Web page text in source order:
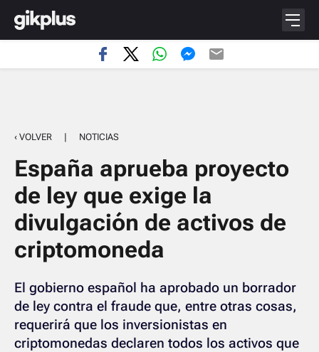
‹ VOLVER | NOTICIAS
España aprueba proyecto
de ley que exige la
divulgación de activos de
criptomoneda
El gobierno español ha aprobado un borrador
de ley contra el fraude que, entre otras cosas,
requerirá que los inversionistas en
criptomonedas declaren todos los activos que